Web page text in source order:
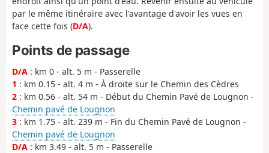
par le même itinéraire avec l'avantage d'avoir les vues en
face cette fois (D/A).
Points de passage
D/A : km 0 - alt. 5 m - Passerelle
1 : km 0.15 - alt. 4 m - À droite sur le Chemin des Cèdres
2 : km 0.56 - alt. 54 m - Début du Chemin Pavé de Lougnon -
Chemin pavé de Lougnon
3 : km 1.75 - alt. 239 m - Fin du Chemin Pavé de Lougnon -
Chemin pavé de Lougnon
D/A : km 3.49 - alt. 5 m - Passerelle